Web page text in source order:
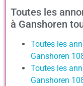
Toutes les
à Ganshoren
Toutes les
Ganshoren
Toutes les
Ganshoren